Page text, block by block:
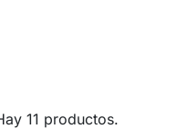
11 productos.